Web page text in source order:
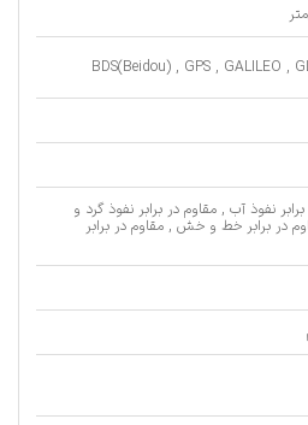
BDS(Beidou) , GPS , GALILEO ,
نفوذ آب , مقاوم در برابر نفوذ گرد و
در برابر خط و خش , مقاوم در برابر